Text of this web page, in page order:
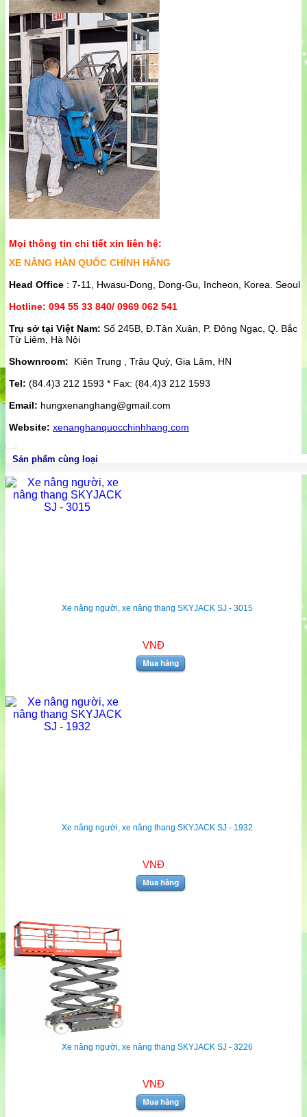
Mọi thông tin chi tiết xin liên hệ:
XE NÂNG HÀN QUỐC CHÍNH HÃNG
Head Office : 7-11, Hwasu-Dong, Dong-Gu, Incheon, Korea. Seoul
Hotline: 094 55 33 840/ 0969 062 541
Trụ sở tại Việt Nam: Số 245B, Đ.Tân Xuân, P. Đông Ngạc, Q. Bắc
Từ Liêm, Hà Nội
Shownroom: Kiên Trung , Trâu Quỳ, Gia Lâm, HN
Tel: (84.4)3 212 1593 * Fax: (84.4)3 212 1593
Email: hungxenanghang@gmail.com
Website: xenanghanquocchinhhang.com
Sản phẩm cùng loại
Xe nâng người, xe nâng thang SKYJACK SJ - 3015
VNĐ
Xe nâng người, xe nâng thang SKYJACK SJ - 1932
VNĐ
Xe nâng người, xe nâng thang SKYJACK SJ - 3226
VNĐ